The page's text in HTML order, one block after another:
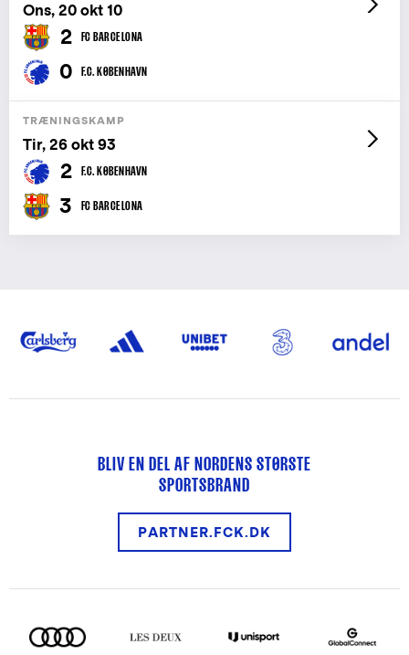
Ons, 20 okt 10
2 FC BARCELONA
0 F.C. KØBENHAVN
TRÆNINGSKAMP
Tir, 26 okt 93
2 F.C. KØBENHAVN
3 FC BARCELONA
BLIV EN DEL AF NORDENS STØRSTE
SPORTSBRAND
PARTNER.FCK.DK